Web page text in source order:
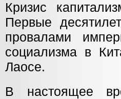
Кризис
Первые
провалами
социализма в
Лаосе.
В настоящее